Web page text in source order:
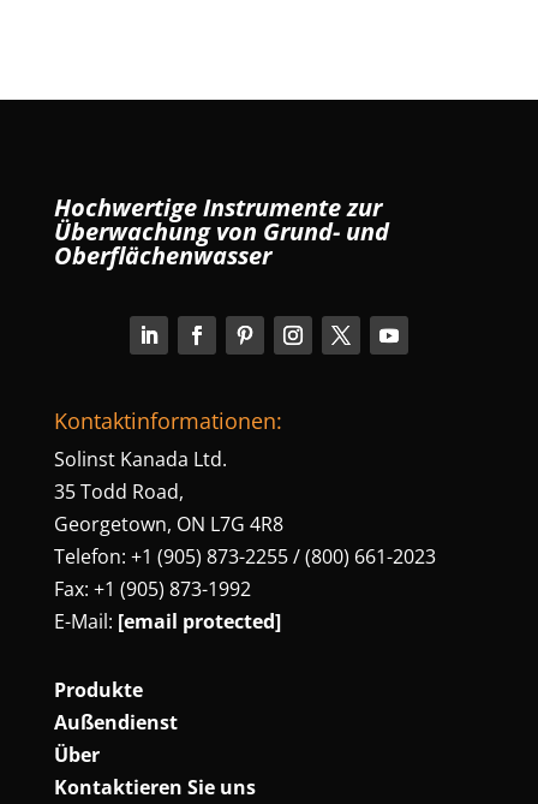
Hochwertige Instrumente zur
Überwachung von Grund- und
Oberflächenwasser
Kontaktinformationen:
Solinst Kanada Ltd.
35 Todd Road,
Georgetown, ON L7G 4R8
Telefon: +1 (905) 873-2255 / (800) 661-2023
Fax: +1 (905) 873-1992
E-Mail: [email protected]
Produkte
Außendienst
Über
Kontaktieren Sie uns